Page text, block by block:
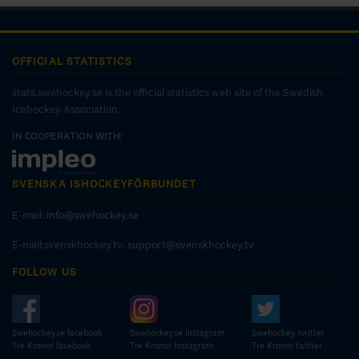
OFFICIAL STATISTICS
stats.swehockey.se is the official statistics web site of the Swedish
Icehockey Association.
IN COOPERATION WITH:
SVENSKA ISHOCKEYFÖRBUNDET
E-mail: info@swehockey.se
E-mail:svenskhockey.tv: support@svenskhockey.tv
FOLLOW US
Swehockeyse facebook
Tre Kronor facebook
Swehockeyse Instagram
Tre Kronor instagram
Swehockey twitter
Tre Kronor twitter